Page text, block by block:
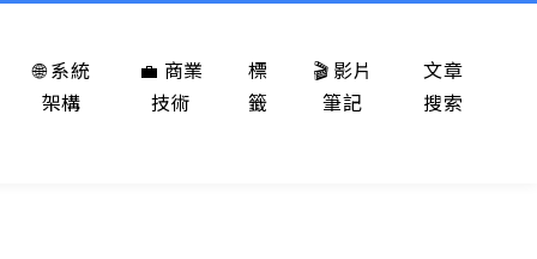
🌐 系統
架構
💼 商業
技術
標
籤
🎬 影片
筆記
文章
搜索